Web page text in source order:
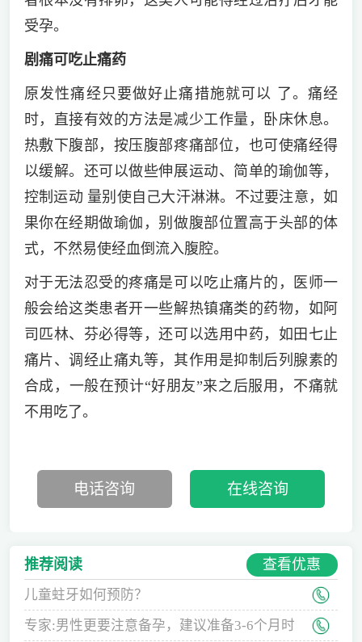
受孕。
剧痛可吃止痛药
原发性痛经只要做好止痛措施就可以 了。痛经
时，直接有效的方法是减少工作量，卧床休息。
热敷下腹部，按压腹部疼痛部位，也可使痛经得
以缓解。还可以做些伸展运动、简单的瑜伽等，
控制运动 量别使自己大汗淋淋。不过要注意，如
果你在经期做瑜伽，别做腹部位置高于头部的体
式，不然易使经血倒流入腹腔。
对于无法忍受的疼痛是可以吃止痛片的，医师一
般会给这类患者开一些解热镇痛类的药物，如阿
司匹林、芬必得等，还可以选用中药，如田七止
痛片、调经止痛丸等，其作用是抑制后列腺素的
合成，一般在预计“好朋友”来之后服用，不痛就
不用吃了。
电话咨询 在线咨询
推荐阅读 查看优惠
儿童蛀牙如何预防？
专家:男性更要注意备孕，建议准备3-6个月时